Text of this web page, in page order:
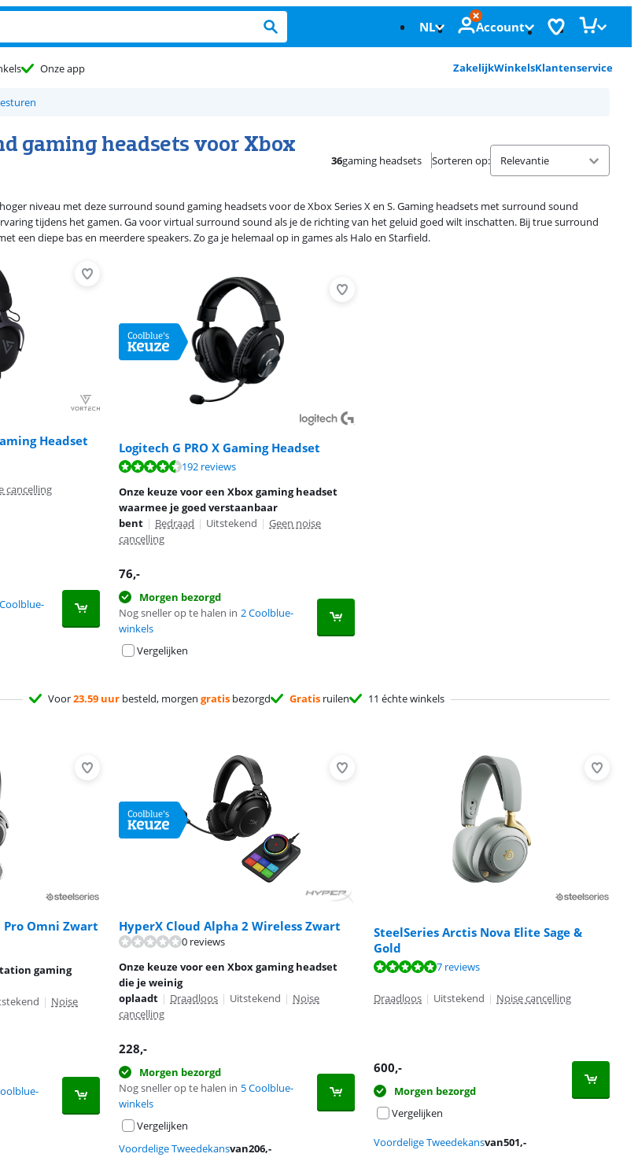
NL Account
Onze app ZakelijkWinkelsKlantenservice
gaming headsets voor Xbox
36gaming headsets Sorteren op:
niveau met deze surround sound gaming headsets voor de Xbox Series X en S. Gaming headsets met surround sound
tijdens het gamen. Ga voor virtual surround sound als je de richting van het geluid goed wilt inschatten. Bij true surround
een diepe bas en meerdere speakers. Zo ga je helemaal op in games als Halo en Starfield.
Headset
cancelling
Logitech G PRO X Gaming Headset
op 192 reviews.
192 reviews
Onze keuze voor een Xbox gaming headset
waarmee je goed verstaanbaar
bent | Bedraad | Uitstekend | Geen noise
cancelling
76,-
Morgen bezorgd
Nog sneller op te halen in 2 Coolblue-
winkels
Vergelijken
Voor23.59 uur besteld, morgen gratis bezorgd Gratis ruilen 11 échte winkels
Pro Omni Zwart
op 12 reviews.
gaming
| Noise
HyperX Cloud Alpha 2 Wireless Zwart
0 reviews
Onze keuze voor een Xbox gaming headset
die je weinig
oplaadt | Draadloos | Uitstekend | Noise
cancelling
228,-
Morgen bezorgd
Nog sneller op te halen in 5 Coolblue-
winkels
Vergelijken
Voordelige Tweedekansvan206,-
SteelSeries Arctis Nova Elite Sage &
Gold
op 7 reviews. 7 reviews
Draadloos | Uitstekend | Noise cancelling
600,-
Morgen bezorgd
Vergelijken
Voordelige Tweedekansvan501,-